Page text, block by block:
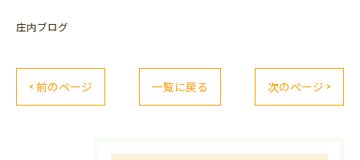
庄内ブログ
< 前のページ 一覧に戻る 次のページ >